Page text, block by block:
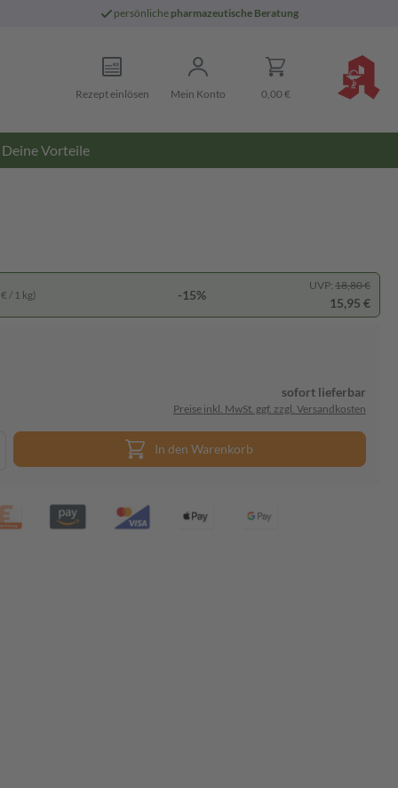
persönliche pharmazeutische Beratung
Rezept einlösen Mein Konto 0,00 €
Deine Vorteile
/ 1 kg) -15%
UVP: 18,80 €
15,95 €
sofort lieferbar
Preise inkl. MwSt. ggf. zzgl. Versandkosten
In den Warenkorb